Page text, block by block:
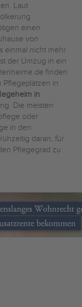
Laut
einen
von
einmal nicht mehr
der Umzug in ein
finden
Pflegeplätzen in
in
Die meisten
oder
in den
daran, für
Pflegegrad zu